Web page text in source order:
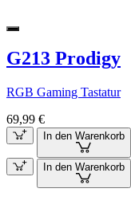
G213 Prodigy
RGB Gaming Tastatur
69,99 €
In den Warenkorb
In den Warenkorb